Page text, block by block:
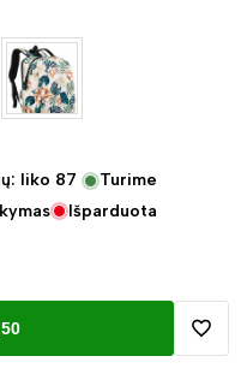
liko 87
Turime
Išparduota